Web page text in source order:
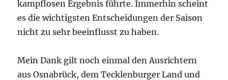
kampflosen Ergebnis führte. Immerhin scheint
es die wichtigsten Entscheidungen der Saison
nicht zu sehr beeinflusst zu haben.
Mein Dank gilt noch einmal den Ausrichtern
aus Osnabrück, dem Tecklenburger Land und